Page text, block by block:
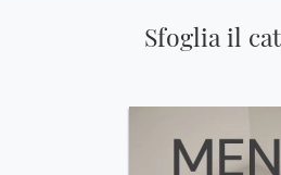
Sfoglia il